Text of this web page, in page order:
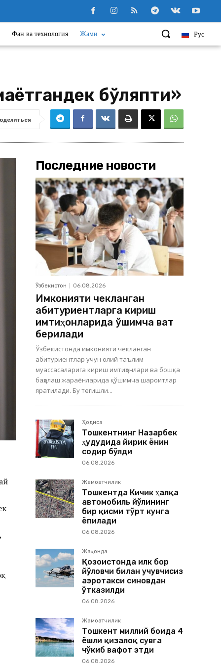
Рус
Фан ва технология Жами
бўляпти»
Последние новости
Ўзбекистон 06.08.2026
Имконияти чекланган
абитуриентларга кириш
имтиҳонларида қўшимча вақт
берилади
Ўзбекистонда имконияти чекланган
абитуриентлар учун олий таълим
муассасаларига кириш имтиҳонлари ва бошқа
баҳолаш жараёнларида қўшимча шароитлар
яратилади. Бу тегишли...
Ҳодиса
Тошкентнинг Назарбек
ҳудудида йирик ёнғин
содир бўлди
06.08.2026
Жамоатчилик
Тошкентда Кичик ҳалқа
автомобиль йўлининг
бир қисми тўрт кунга
ёпилади
06.08.2026
Жаҳонда
Қозоғистонда илк бор
йўловчи билан учувчисиз
аэротакси синовдан
ўтказилди
06.08.2026
Жамоатчилик
Тошкент миллий боғида 4
ёшли қизалоқ сувга
чўкиб вафот этди
06.08.2026